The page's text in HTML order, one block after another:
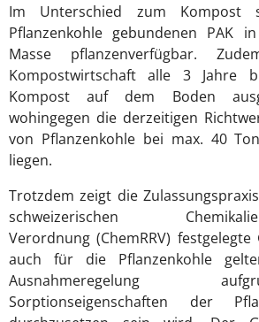
Im Unterschied zum
Pflanzenkohle gebundenen PAK
Masse pflanzenverfügbar.
Kompostwirtschaft alle 3 Jahre
Kompost auf dem Boden
wohingegen die derzeitigen
von Pflanzenkohle bei max. 40
liegen.
Trotzdem zeigt die
schweizerischen Chemikalien-
Verordnung (ChemRRV)
auch für die Pflanzenkohle
Ausnahmeregelung
Sorptionseigenschaften der